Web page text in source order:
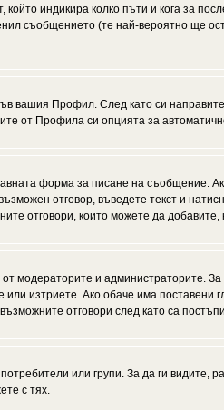
индикира колко пъти и кога за
съобщението (те най-вероятно ще
вашия Профил. След като си
от Профила си опцията за
форма за писане на съобщение.
отговор, въведете текст и
отговори, които можете да
модераторите и администраторите.
изтриете. Ако обаче има
отговори след като са
или групи. За да ги
с тях.